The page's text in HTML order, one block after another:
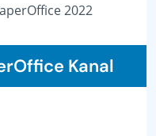
2022
Kanal